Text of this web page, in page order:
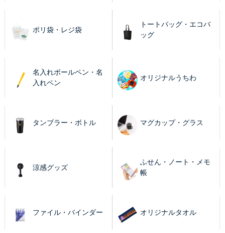
ポリ袋・レジ袋
トートバッグ・エコバ
ッグ
名入れボールペン・名
入れペン
オリジナルうちわ
タンブラー・ボトル マグカップ・グラス
涼感グッズ
ふせん・ノート・メモ
帳
ファイル・バインダー オリジナルタオル